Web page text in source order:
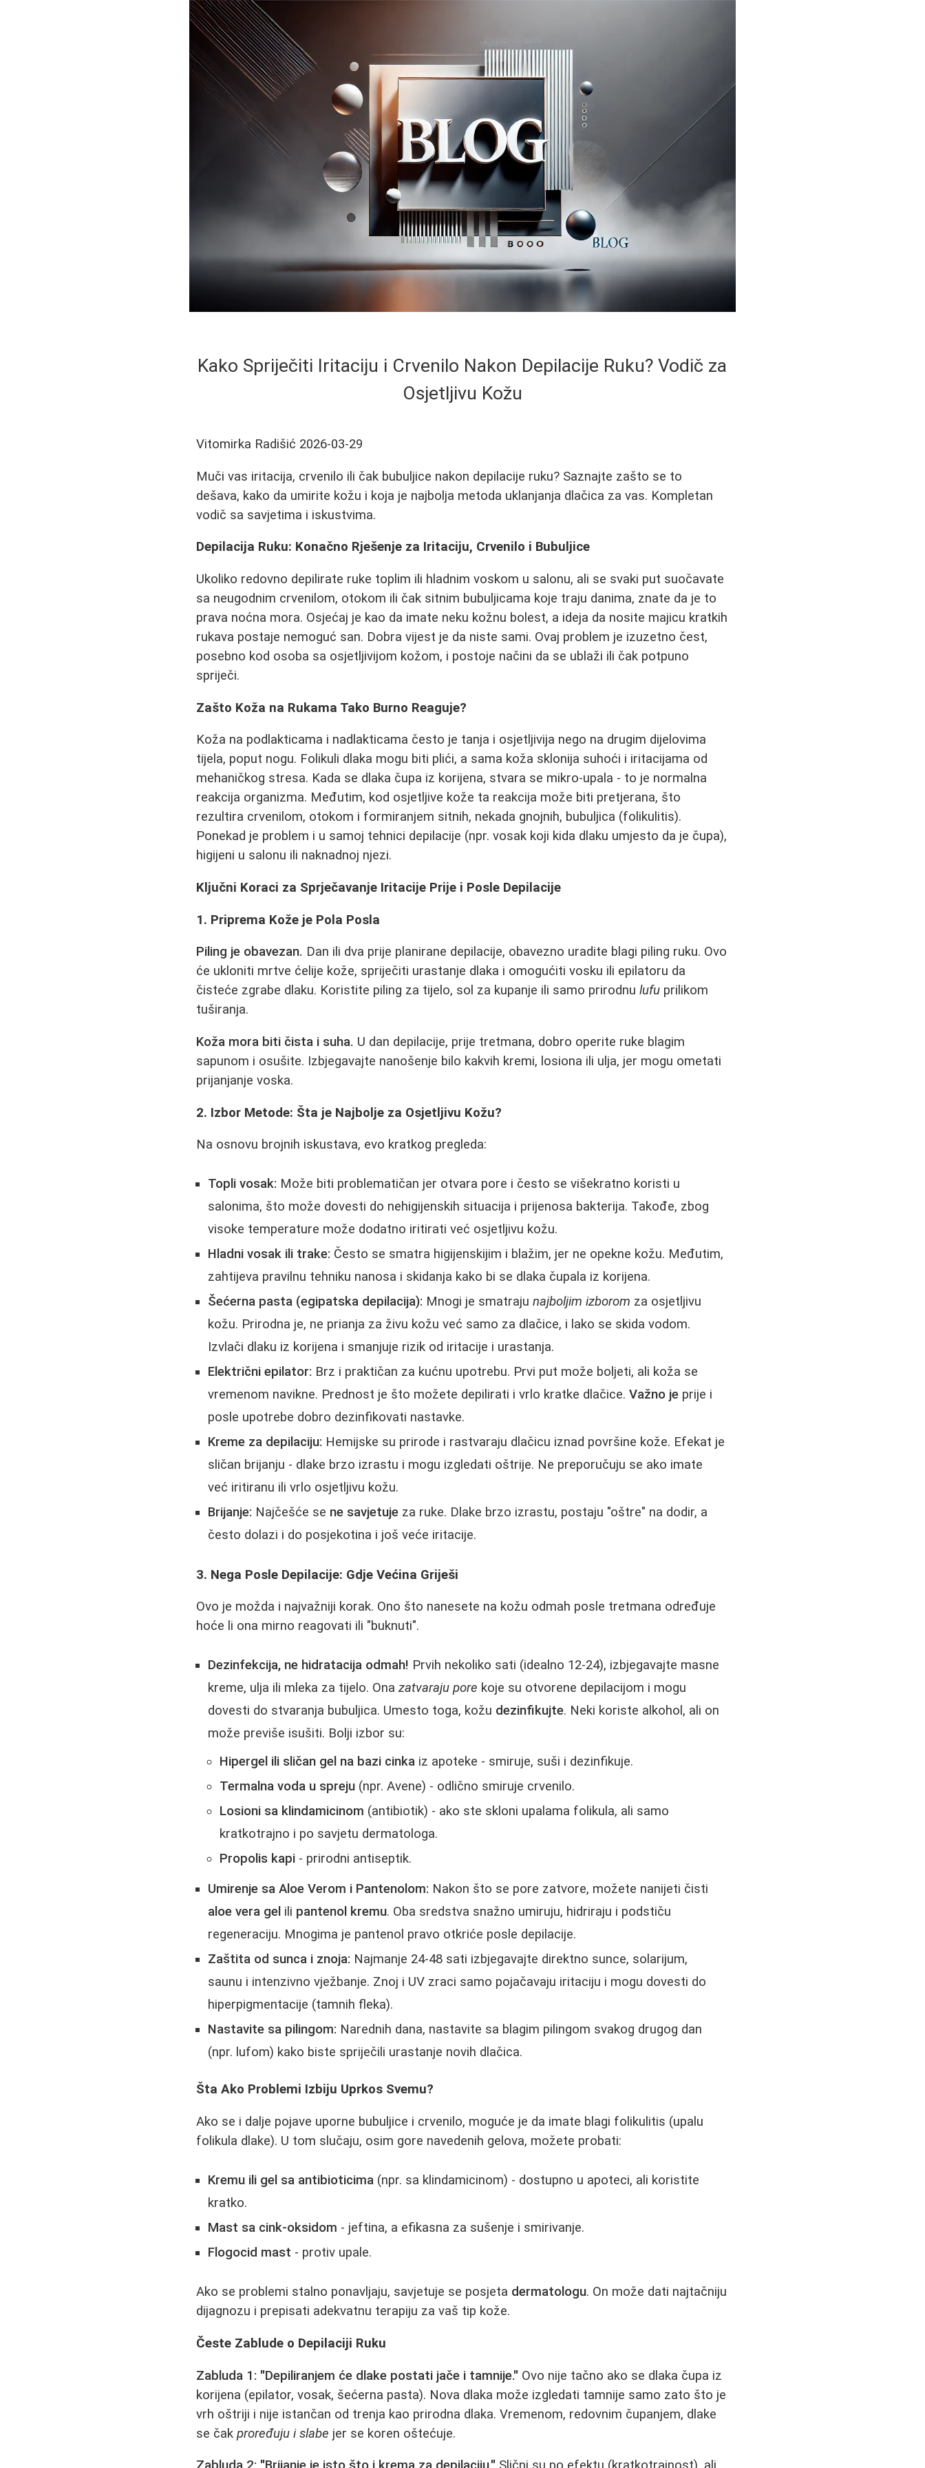
Kako Spriječiti Iritaciju i Crvenilo Nakon Depilacije Ruku? Vodič za
Osjetljivu Kožu
Vitomirka Radišić 2026-03-29
Muči vas iritacija, crvenilo ili čak bubuljice nakon depilacije ruku? Saznajte zašto se to
dešava, kako da umirite kožu i koja je najbolja metoda uklanjanja dlačica za vas. Kompletan
vodič sa savjetima i iskustvima.
Depilacija Ruku: Konačno Rješenje za Iritaciju, Crvenilo i Bubuljice
Ukoliko redovno depilirate ruke toplim ili hladnim voskom u salonu, ali se svaki put suočavate
sa neugodnim crvenilom, otokom ili čak sitnim bubuljicama koje traju danima, znate da je to
prava noćna mora. Osjećaj je kao da imate neku kožnu bolest, a ideja da nosite majicu kratkih
rukava postaje nemoguć san. Dobra vijest je da niste sami. Ovaj problem je izuzetno čest,
posebno kod osoba sa osjetljivijom kožom, i postoje načini da se ublaži ili čak potpuno
spriječi.
Zašto Koža na Rukama Tako Burno Reaguje?
Koža na podlakticama i nadlakticama često je tanja i osjetljivija nego na drugim dijelovima
tijela, poput nogu. Folikuli dlaka mogu biti plići, a sama koža sklonija suhoći i iritacijama od
mehaničkog stresa. Kada se dlaka čupa iz korijena, stvara se mikro-upala - to je normalna
reakcija organizma. Međutim, kod osjetljive kože ta reakcija može biti pretjerana, što
rezultira crvenilom, otokom i formiranjem sitnih, nekada gnojnih, bubuljica (folikulitis).
Ponekad je problem i u samoj tehnici depilacije (npr. vosak koji kida dlaku umjesto da je čupa),
higijeni u salonu ili naknadnoj njezi.
Ključni Koraci za Sprječavanje Iritacije Prije i Posle Depilacije
1. Priprema Kože je Pola Posla
Piling je obavezan. Dan ili dva prije planirane depilacije, obavezno uradite blagi piling ruku. Ovo
će ukloniti mrtve ćelije kože, spriječiti urastanje dlaka i omogućiti vosku ili epilatoru da
čisteće zgrabe dlaku. Koristite piling za tijelo, sol za kupanje ili samo prirodnulufu prilikom
tuširanja.
Koža mora biti čista i suha. U dan depilacije, prije tretmana, dobro operite ruke blagim
sapunom i osušite. Izbjegavajte nanošenje bilo kakvih kremi, losiona ili ulja, jer mogu ometati
prijanjanje voska.
2. Izbor Metode: Šta je Najbolje za Osjetljivu Kožu?
Na osnovu brojnih iskustava, evo kratkog pregleda:
Topli vosak: Može biti problematičan jer otvara pore i često se višekratno koristi u
salonima, što može dovesti do nehigijenskih situacija i prijenosa bakterija. Takođe, zbog
visoke temperature može dodatno iritirati već osjetljivu kožu.
Hladni vosak ili trake: Često se smatra higijenskijim i blažim, jer ne opekne kožu. Međutim,
zahtijeva pravilnu tehniku nanosa i skidanja kako bi se dlaka čupala iz korijena.
Šećerna pasta (egipatska depilacija): Mnogi je smatrajunajboljim izborom za osjetljivu
kožu. Prirodna je, ne prianja za živu kožu već samo za dlačice, i lako se skida vodom.
Izvlači dlaku iz korijena i smanjuje rizik od iritacije i urastanja.
Električni epilator: Brz i praktičan za kućnu upotrebu. Prvi put može boljeti, ali koža se
vremenom navikne. Prednost je što možete depilirati i vrlo kratke dlačice.Važno je prije i
posle upotrebe dobro dezinfikovati nastavke.
Kreme za depilaciju: Hemijske su prirode i rastvaraju dlačicu iznad površine kože. Efekat je
sličan brijanju - dlake brzo izrastu i mogu izgledati oštrije. Ne preporučuju se ako imate
već iritiranu ili vrlo osjetljivu kožu.
Brijanje: Najčešće se ne savjetuje za ruke. Dlake brzo izrastu, postaju "oštre" na dodir, a
često dolazi i do posjekotina i još veće iritacije.
3. Nega Posle Depilacije: Gdje Većina Griješi
Ovo je možda i najvažniji korak. Ono što nanesete na kožu odmah posle tretmana određuje
hoće li ona mirno reagovati ili "buknuti".
Dezinfekcija, ne hidratacija odmah! Prvih nekoliko sati (idealno 12-24), izbjegavajte masne
kreme, ulja ili mleka za tijelo. Onazatvaraju pore koje su otvorene depilacijom i mogu
dovesti do stvaranja bubuljica. Umesto toga, kožu dezinfikujte. Neki koriste alkohol, ali on
može previše isušiti. Bolji izbor su:
Hipergel ili sličan gel na bazi cinka iz apoteke - smiruje, suši i dezinfikuje.
Termalna voda u spreju (npr. Avene) - odlično smiruje crvenilo.
Losioni sa klindamicinom (antibiotik) - ako ste skloni upalama folikula, ali samo
kratkotrajno i po savjetu dermatologa.
Propolis kapi - prirodni antiseptik.
Umirenje sa Aloe Verom i Pantenolom: Nakon što se pore zatvore, možete nanijeti čisti
aloe vera gel ili pantenol kremu. Oba sredstva snažno umiruju, hidriraju i podstiču
regeneraciju. Mnogima je pantenol pravo otkriće posle depilacije.
Zaštita od sunca i znoja: Najmanje 24-48 sati izbjegavajte direktno sunce, solarijum,
saunu i intenzivno vježbanje. Znoj i UV zraci samo pojačavaju iritaciju i mogu dovesti do
hiperpigmentacije (tamnih fleka).
Nastavite sa pilingom: Narednih dana, nastavite sa blagim pilingom svakog drugog dan
(npr. lufom) kako biste spriječili urastanje novih dlačica.
Šta Ako Problemi Izbiju Uprkos Svemu?
Ako se i dalje pojave uporne bubuljice i crvenilo, moguće je da imate blagi folikulitis (upalu
folikula dlake). U tom slučaju, osim gore navedenih gelova, možete probati:
Kremu ili gel sa antibioticima (npr. sa klindamicinom) - dostupno u apoteci, ali koristite
kratko.
Mast sa cink-oksidom - jeftina, a efikasna za sušenje i smirivanje.
Flogocid mast - protiv upale.
Ako se problemi stalno ponavljaju, savjetuje se posjeta dermatologu. On može dati najtačniju
dijagnozu i prepisati adekvatnu terapiju za vaš tip kože.
Česte Zablude o Depilaciji Ruku
Zabluda 1: "Depiliranjem će dlake postati jače i tamnije." Ovo nije tačno ako se dlaka čupa iz
korijena (epilator, vosak, šećerna pasta). Nova dlaka može izgledati tamnije samo zato što je
vrh oštriji i nije istančan od trenja kao prirodna dlaka. Vremenom, redovnim čupanjem, dlake
se čakproređuju i slabe jer se koren oštećuje.